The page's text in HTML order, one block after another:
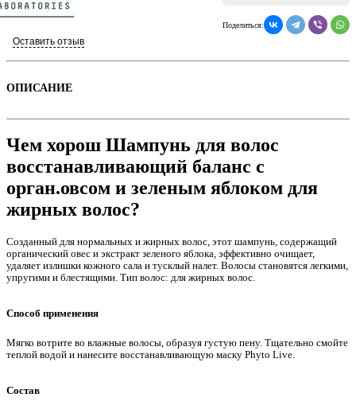
Оставить отзыв
Поделиться:
ОПИСАНИЕ
Чем хорош Шампунь для волос
восстанавливающий баланс с
орган.овсом и зеленым яблоком для
жирных волос?
Созданный для нормальных и жирных волос, этот шампунь, содержащий
органический овес и экстракт зеленого яблока, эффективно очищает,
удаляет излишки кожного сала и тусклый налет. Волосы становятся легкими,
упругими и блестящими. Тип волос: для жирных волос.
Способ применения
Мягко вотрите во влажные волосы, образуя густую пену. Тщательно смойте
теплой водой и нанесите восстанавливающую маску Phyto Live.
Состав